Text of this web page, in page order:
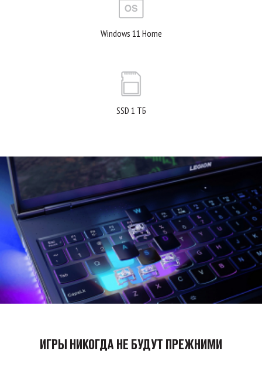
Windows 11 Home
SSD 1 ТБ
ИГРЫ НИКОГДА НЕ БУДУТ ПРЕЖНИМИ